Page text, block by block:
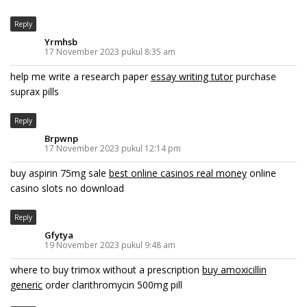
Reply
Yrmhsb
17 November 2023 pukul 8:35 am
help me write a research paperessay writing tutorpurchase
suprax pills
Reply
Brpwnp
17 November 2023 pukul 12:14 pm
buy aspirin 75mg sale best online casinos real money online
casino slots no download
Reply
Gfytya
19 November 2023 pukul 9:48 am
where to buy trimox without a prescription buy amoxicillin
generic order clarithromycin 500mg pill